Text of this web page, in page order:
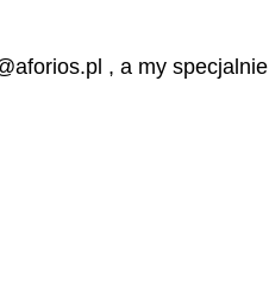
, a my specjalnie